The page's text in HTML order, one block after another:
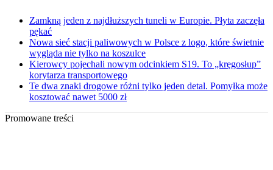
Zamkną jeden z najdłuższych tuneli w Europie. Płyta zaczęła
pękać
Nowa sieć stacji paliwowych w Polsce z logo, które świetnie
wygląda nie tylko na koszulce
Kierowcy pojechali nowym odcinkiem S19. To „kręgosłup”
korytarza transportowego
Te dwa znaki drogowe różni tylko jeden detal. Pomyłka może
kosztować nawet 5000 zł
Promowane treści